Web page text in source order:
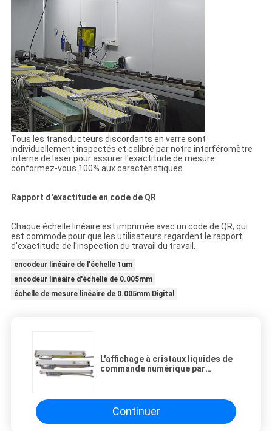
Tous les transducteurs discordants en verre sont
individuellement inspectés et calibré par notre interféromètre
interne de laser pour assurer l'exactitude de mesure
conformez-vous 100% aux caractéristiques.
Rapport d'exactitude en code de QR
Chaque échelle linéaire est imprimée avec un code de QR, qui
est commode pour que les utilisateurs regardent le rapport
d'exactitude de l'inspection du travail du travail.
encodeur linéaire de l'échelle 1um
encodeur linéaire d'échelle de 0.005mm
échelle de mesure linéaire de 0.005mm Digital
L'affichage à cristaux liquides de
commande numérique par
l'échelle 1um de 0.005mm
Continuer